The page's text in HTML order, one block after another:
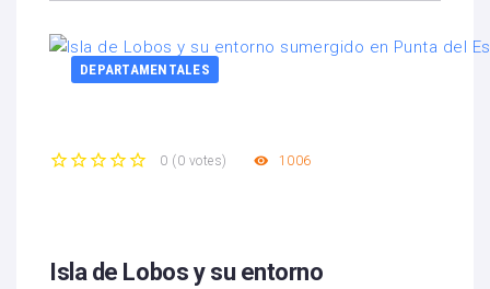
DEPARTAMENTALES
0 ( 0 votes) 1006
Isla de Lobos y su entorno